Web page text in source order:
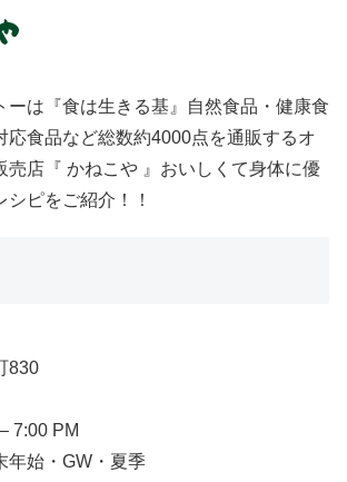
ーは『食は生きる基』自然食品・健康食
応食品など総数約4000点を通販するオ
売店『 かねこや 』おいしくて身体に優
シピをご紹介！！
830
7:00 PM
年始・GW・夏季